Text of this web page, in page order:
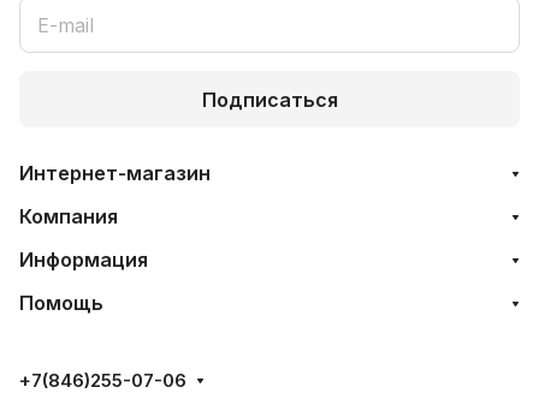
Подписаться
Интернет-магазин
Компания
Информация
Помощь
+7(846)255-07-06